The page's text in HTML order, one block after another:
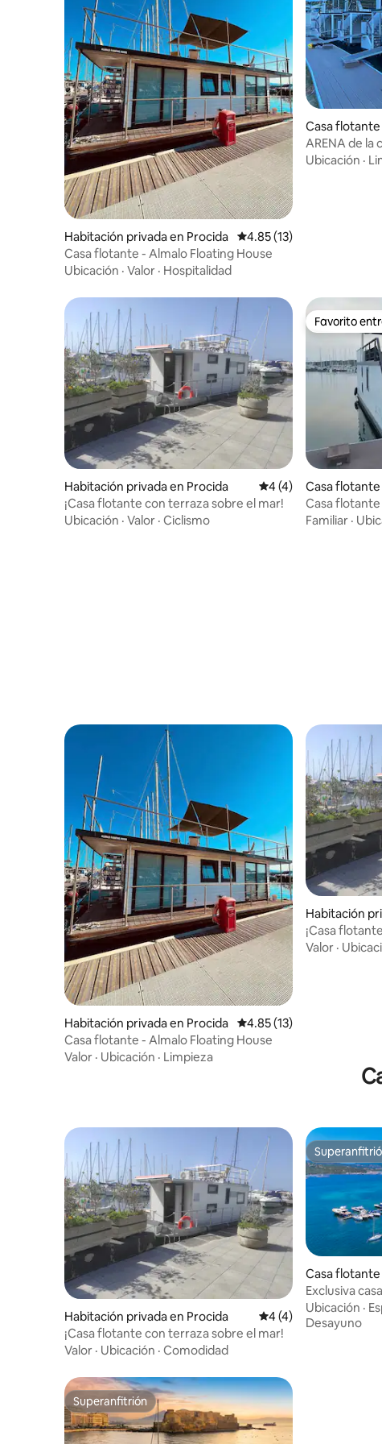
Habitación privada en Procida Calificación promedio:
4.85 (13)
Casa flotante - Almalo Floating House
Ubicación · Valor · Hospitalidad
Casa flotante
ARENA de la
Ubicación ·
Habitación privada en Procida Calificación
4 (4)
¡Casa flotante con terraza sobre el mar!
Ubicación · Valor · Ciclismo
Favorito
Favorito
Casa flotante
Casa flotante
Familiar ·
Habitación privada en Procida Calificación promedio:
4.85 (13)
Casa flotante - Almalo Floating House
Valor · Ubicación · Limpieza
Habitación
¡Casa
Valor ·
Habitación privada en Procida Calificación promedio:
4 (4)
¡Casa flotante con terraza sobre el mar!
Valor · Ubicación · Comodidad
Casa
do
Exclusiva
Ubicación ·
Desayuno
Superanfitrión
Superanfitrión